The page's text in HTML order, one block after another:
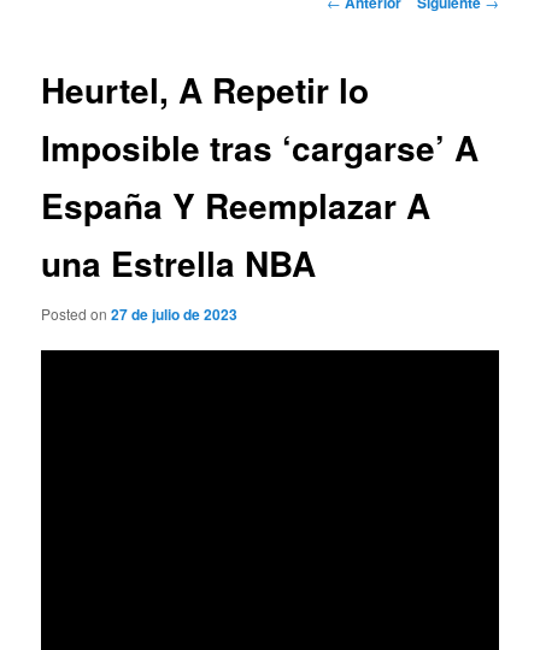
Heurtel, A Repetir lo
Imposible tras ‘cargarse’ A
España Y Reemplazar A
una Estrella NBA
Posted on27 de julio de 2023